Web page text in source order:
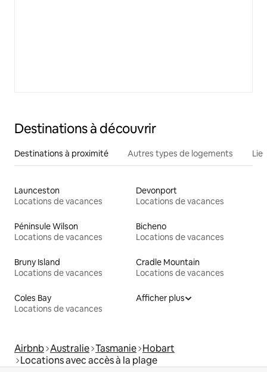
Destinations à découvrir
Destinations à proximité Autres types de logements
Launceston
Locations de vacances
Devonport
Locations de vacances
Péninsule Wilson
Locations de vacances
Bicheno
Locations de vacances
Bruny Island
Locations de vacances
Cradle Mountain
Locations de vacances
Coles Bay
Locations de vacances
Afficher plus
Airbnb Australie Tasmanie Hobart
Locations avec accès à la plage